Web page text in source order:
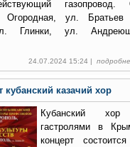
газопровод.
Огородная, ул. Братьев
Глинки, ул.
24.07.2024 15:24 |
кубанский казачий хор
Кубанский
гастролями в
концерт